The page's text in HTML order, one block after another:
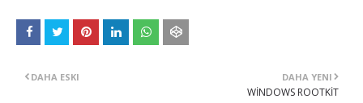
DAHA YENI
WİNDOWS ROOTKİT
DAHA ESKI